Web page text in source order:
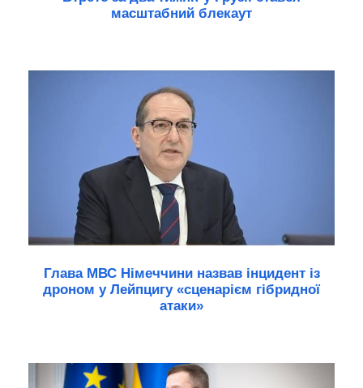
масштабний блекаут
Глава МВС Німеччини назвав інцидент із
дроном у Лейпцигу «сценарієм гібридної
атаки»